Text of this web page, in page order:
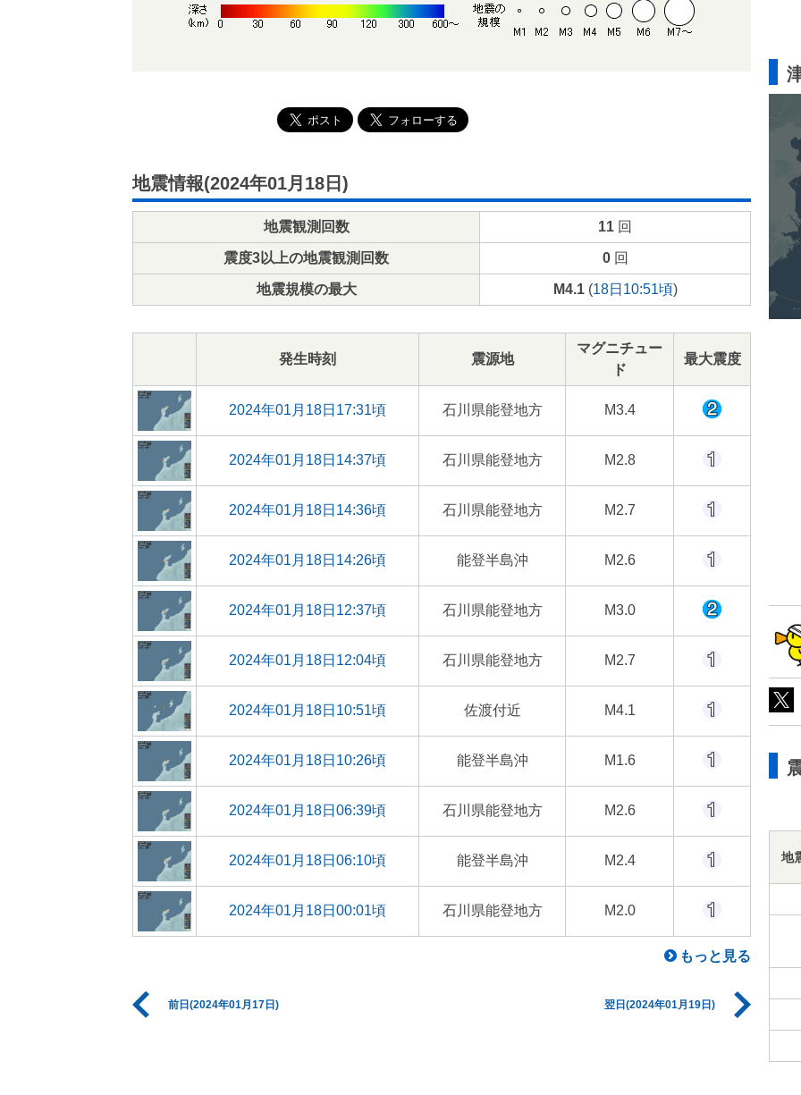
地震情報(2024年01月18日)
地震観測回数 11 回
震度3以上の地震観測回数 0回
地震規模の最大 M4.1(18日10:51頃)
発生時刻 震源地
マグニチュー
ド
最大震度
2024年01月18日17:31頃 石川県能登地方 M3.4
2024年01月18日14:37頃 石川県能登地方 M2.8
2024年01月18日14:36頃 石川県能登地方 M2.7
2024年01月18日14:26頃 能登半島沖 M2.6
2024年01月18日12:37頃 石川県能登地方 M3.0
2024年01月18日12:04頃 石川県能登地方 M2.7
2024年01月18日10:51頃 佐渡付近 M4.1
2024年01月18日10:26頃 能登半島沖 M1.6
2024年01月18日06:39頃 石川県能登地方 M2.6
2024年01月18日06:10頃 能登半島沖 M2.4
2024年01月18日00:01頃 石川県能登地方 M2.0
もっと見る
前日(2024年01月17日) 翌日(2024年01月19日)
地